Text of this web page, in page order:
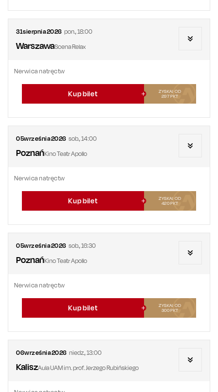
31sierpnia2026 pon.,18:00
WarszawaScena Relax
Nerwica natręctw
Kup bilet
ZYSKAJ OD
297PKT
05września2026 sob.,14:00
PoznańKino Teatr Apollo
Nerwica natręctw
Kup bilet
ZYSKAJ OD
420PKT
05września2026 sob.,16:30
PoznańKino Teatr Apollo
Nerwica natręctw
Kup bilet
ZYSKAJ OD
300PKT
06września2026 niedz.,13:00
KaliszAula UAM im. prof. Jerzego Rubińskiego